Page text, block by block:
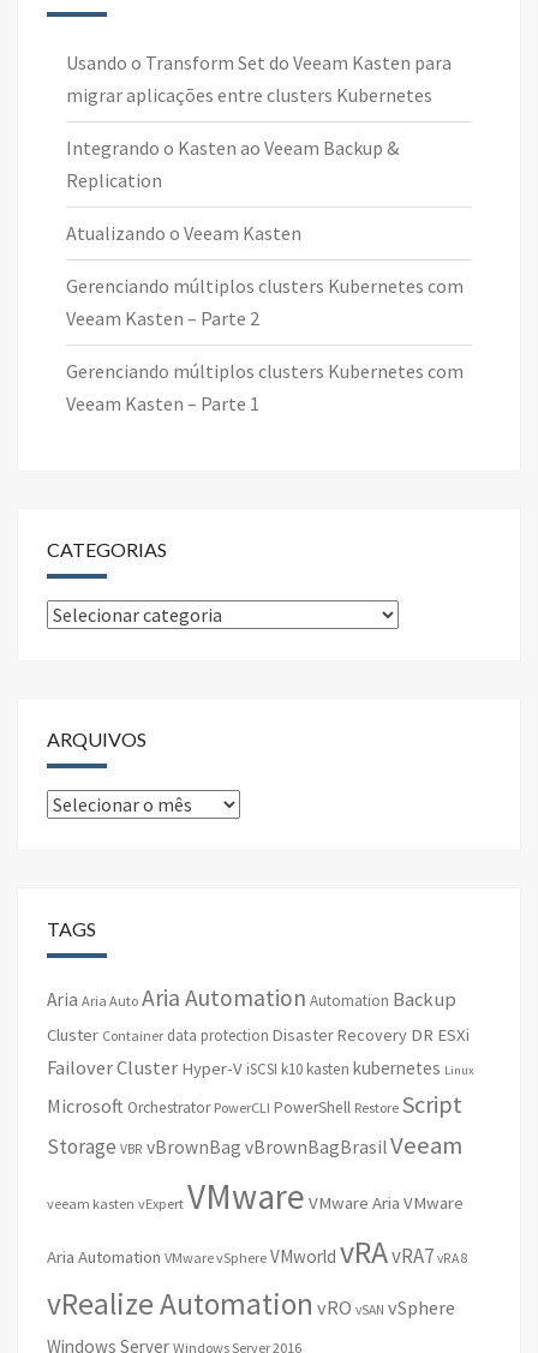
Usando o Transform Set do Veeam Kasten para
migrar aplicações entre clusters Kubernetes
Integrando o Kasten ao Veeam Backup &
Replication
Atualizando o Veeam Kasten
Gerenciando múltiplos clusters Kubernetes com
Veeam Kasten – Parte 2
Gerenciando múltiplos clusters Kubernetes com
Veeam Kasten – Parte 1
CATEGORIAS
Categorias
ARQUIVOS
Arquivos
TAGS
Aria Aria Auto Aria Automation Automation Backup
Cluster Container data protection Disaster Recovery DR ESXi
Failover Cluster Hyper-V iSCSI k10 kasten kubernetes Linux
Microsoft Orchestrator PowerCLI PowerShell Restore Script
Storage VBR vBrownBag vBrownBagBrasilVeeam
veeam kasten vExpert VMware VMware Aria VMware
Aria Automation VMware vSphere VMworld vRAvRA7 vRA 8
vRealize Automation vRO vSAN vSphere
Windows Server Windows Server 2016